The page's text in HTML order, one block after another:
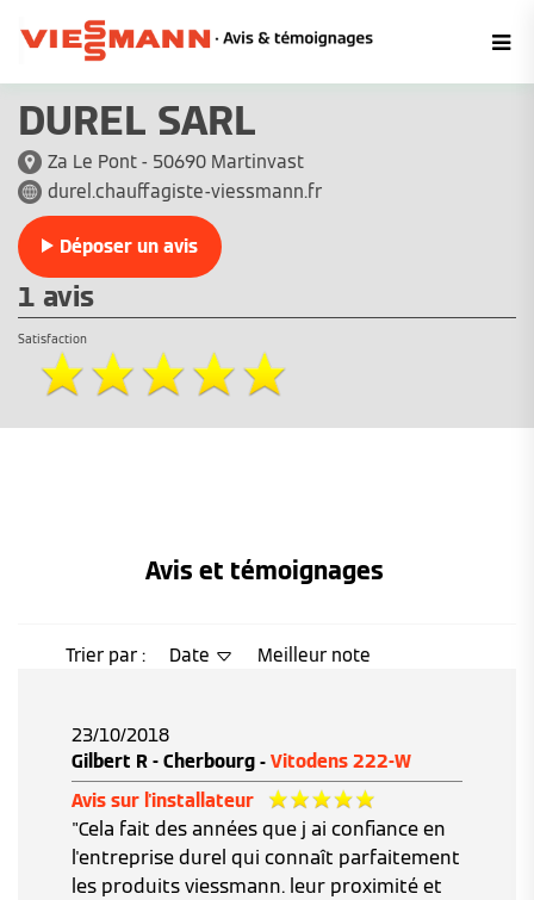
DUREL SARL
Za Le Pont - 50690 Martinvast
durel.chauffagiste-viessmann.fr
Déposer un avis
1 avis
Satisfaction
Avis et témoignages
Trier par : Date Meilleur note
23/10/2018
Gilbert R - Cherbourg - Vitodens 222-W
Avis sur l'installateur
"Cela fait des années que j ai confiance en
l'entreprise durel qui connaît parfaitement
les produits viessmann. leur proximité et